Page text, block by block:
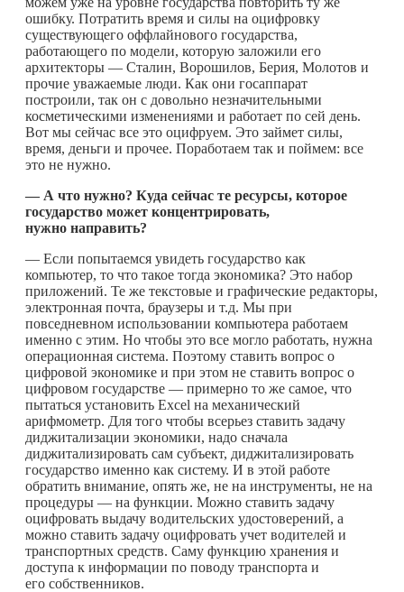
ошибку. Потратить время и силы на оцифровку
существующего оффлайнового государства,
работающего по модели, которую заложили его
архитекторы — Сталин, Ворошилов, Берия, Молотов и
прочие уважаемые люди. Как они госаппарат
построили, так он с довольно незначительными
косметическими изменениями и работает по сей день.
Вот мы сейчас все это оцифруем. Это займет силы,
время, деньги и прочее. Поработаем так и поймем: все
это не нужно.
— А что нужно? Куда сейчас те ресурсы, которое
государство может концентрировать,
нужно направить?
— Если попытаемся увидеть государство как
компьютер, то что такое тогда экономика? Это набор
приложений. Те же текстовые и графические редакторы,
электронная почта, браузеры и т.д. Мы при
повседневном использовании компьютера работаем
именно с этим. Но чтобы это все могло работать, нужна
операционная система. Поэтому ставить вопрос о
цифровой экономике и при этом не ставить вопрос о
цифровом государстве — примерно то же самое, что
пытаться установить Excel на механический
арифмометр. Для того чтобы всерьез ставить задачу
диджитализации экономики, надо сначала
диджитализировать сам субъект, диджитализировать
государство именно как систему. И в этой работе
обратить внимание, опять же, не на инструменты, не на
процедуры — на функции. Можно ставить задачу
оцифровать выдачу водительских удостоверений, а
можно ставить задачу оцифровать учет водителей и
транспортных средств. Саму функцию хранения и
доступа к информации по поводу транспорта и
его собственников.